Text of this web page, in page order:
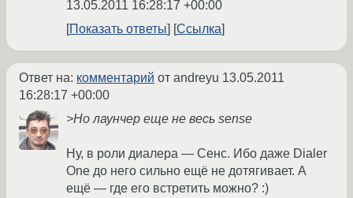
13.05.2011 16:28:17 +00:00
Показать ответы
Ссылка
Ответ на: комментарий от andreyu 13.05.2011
16:28:17 +00:00
>Но лаунчер еще не весь sense
Ну, в роли диалера — Сенс. Ибо даже Dialer
One до него сильно ещё не дотягивает. А
ещё — где его встретить можно? :)